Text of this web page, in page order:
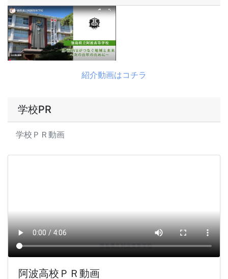
紹介動画はコチラ
学校PR
学校ＰＲ動画
阿波高校ＰＲ動画